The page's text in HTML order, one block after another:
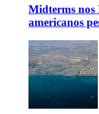
Midterms nos
americanos